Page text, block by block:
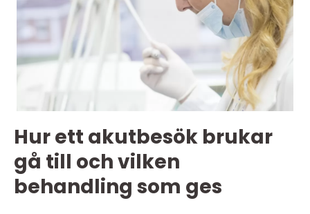
Hur ett akutbesök brukar
gå till och vilken
behandling som ges